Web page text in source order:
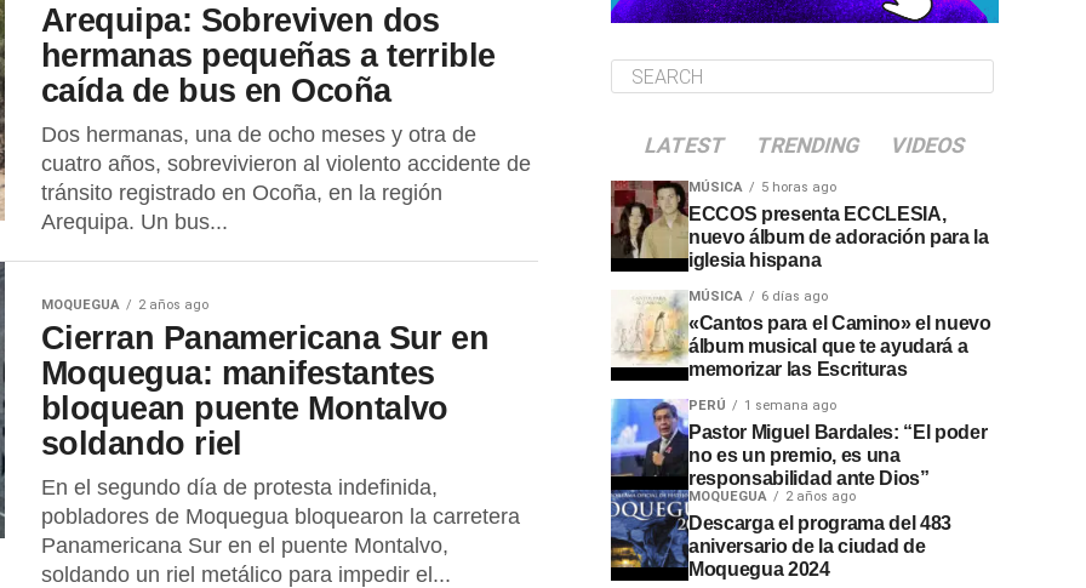
Arequipa: Sobreviven dos
hermanas pequeñas a terrible
caída de bus en Ocoña
Dos hermanas, una de ocho meses y otra de
cuatro años, sobrevivieron al violento accidente de
tránsito registrado en Ocoña, en la región
Arequipa. Un bus...
MOQUEGUA 2 años ago
Cierran Panamericana Sur en
Moquegua: manifestantes
bloquean puente Montalvo
soldando riel
En el segundo día de protesta indefinida,
pobladores de Moquegua bloquearon la carretera
Panamericana Sur en el puente Montalvo,
soldando un riel metálico para impedir el...
LATEST TRENDING VIDEOS
MÚSICA 5 horas ago
ECCOS presenta ECCLESIA,
nuevo álbum de adoración para la
iglesia hispana
MÚSICA 6 días ago
«Cantos para el Camino» el nuevo
álbum musical que te ayudará a
memorizar las Escrituras
PERÚ 1 semana ago
Pastor Miguel Bardales: “El poder
no es un premio, es una
responsabilidad ante Dios”
MOQUEGUA 2 años ago
Descarga el programa del 483
aniversario de la ciudad de
Moquegua 2024